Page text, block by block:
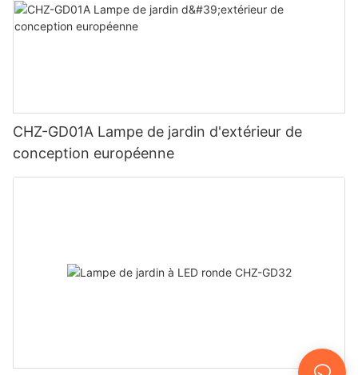
CHZ-GD01A Lampe de jardin d'extérieur de
conception européenne